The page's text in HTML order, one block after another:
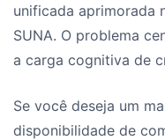
unificada aprimorada
SUNA. O problema
a carga cognitiva de
Se você deseja um
disponibilidade de